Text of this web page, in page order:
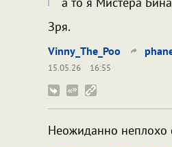
Зря.
Vinny_The_Poo
15.05.26
16:55
Неожиданно неплохо